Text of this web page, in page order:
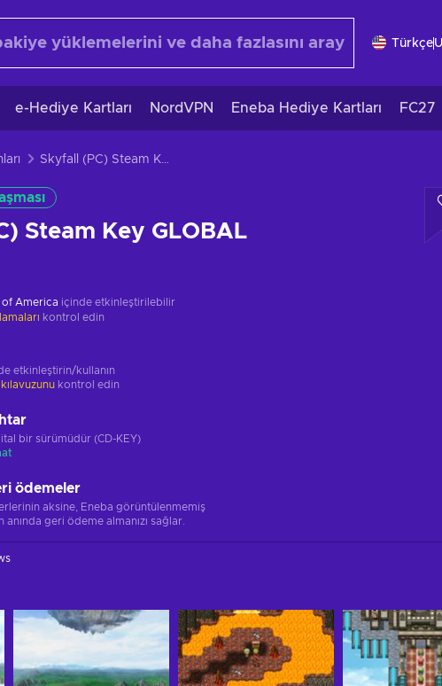
Türkçe
e-Hediye Kartları NordVPN Eneba Hediye Kartları FC27
Skyfall (PC) Steam Key GLOBAL
Steam Key GLOBAL
of America içinde etkinleştirilebilir
kontrol edin
etkinleştirin/kullanın
kontrol edin
bir sürümüdür (CD-KEY)
ödemeler
aksine, Eneba görüntülenmemiş
anında geri ödeme almanızı sağlar.